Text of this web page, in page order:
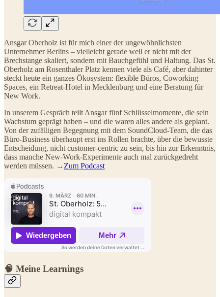
Ansgar Oberholz ist für mich einer der ungewöhnlichsten
Unternehmer Berlins – vielleicht gerade weil er nicht mit der
Brechstange skaliert, sondern mit Bauchgefühl und Haltung. Das St.
Oberholz am Rosenthaler Platz kennen viele als Café, aber dahinter
steckt heute ein ganzes Ökosystem: flexible Büros, Coworking
Spaces, ein Retreat-Hotel in Mecklenburg und eine Beratung für
New Work.
In unserem Gespräch teilt Ansgar fünf Schlüsselmomente, die sein
Wachstum geprägt haben – und die waren alles andere als geplant.
Von der zufälligen Begegnung mit dem SoundCloud-Team, die das
Büro-Business überhaupt erst ins Rollen brachte, über die bewusste
Entscheidung, nicht customer-centric zu sein, bis hin zur Erkenntnis,
dass manche New-Work-Experimente auch mal zurückgedreht
werden müssen. → Zum Podcast
🧠 Meine Learnings